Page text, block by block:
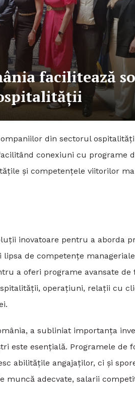
facilitează
din sectorul
conexiuni cu programe
și competențele viitorilor
inovatoare pentru a aborda
de competențe
a oferi programe avansate de
operațiuni, relații cu
a subliniat importanța
este esențială. Programele de
abilitățile angajaților, ci și
muncă adecvate, salarii